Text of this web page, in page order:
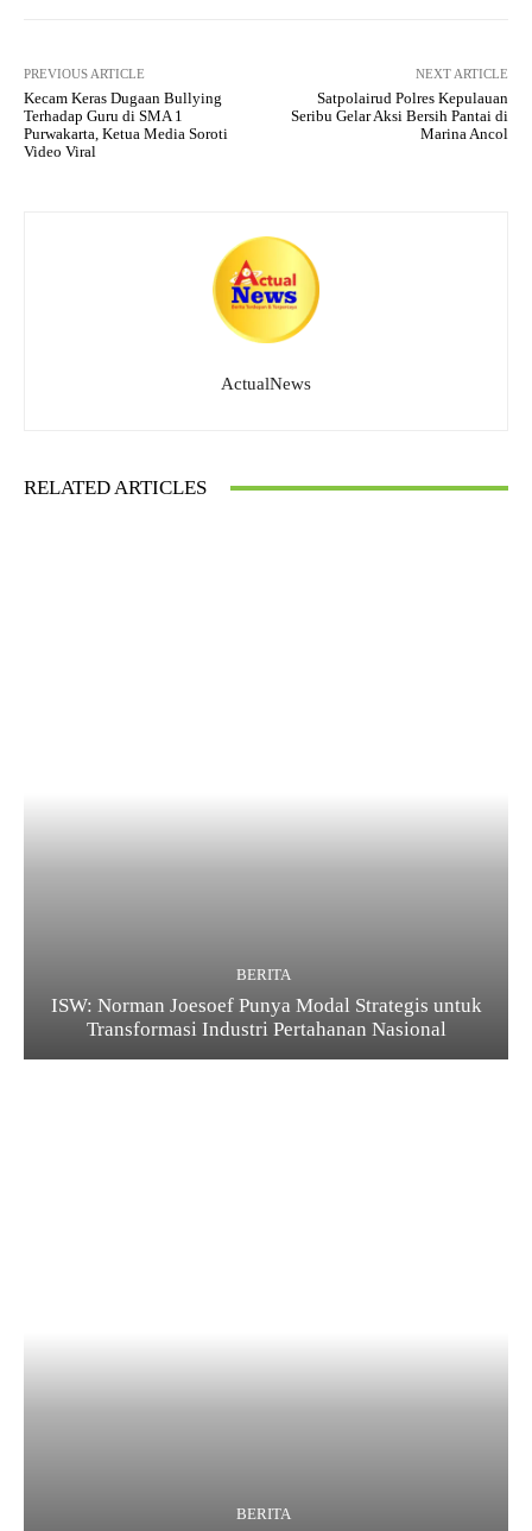
PREVIOUS ARTICLE
Kecam Keras Dugaan Bullying
Terhadap Guru di SMA 1
Purwakarta, Ketua Media Soroti
Video Viral
NEXT ARTICLE
Satpolairud Polres Kepulauan
Seribu Gelar Aksi Bersih Pantai di
Marina Ancol
ActualNews
RELATED ARTICLES
BERITA
ISW: Norman Joesoef Punya Modal Strategis untuk
Transformasi Industri Pertahanan Nasional
BERITA